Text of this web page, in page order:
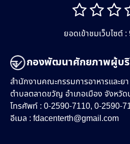
ยอดเข้าชมเว็บไซต์
กองพัฒนาศักยภาพผู้บ
สำนักงานคณะกรรมการอาหารและ
ตำบลตลาดขวัญ อำเภอเมือง จังหวั
โทรศัพท์ : 0-2590-7110, 0-2590-
อีเมล : fdacenterth@gmail.com